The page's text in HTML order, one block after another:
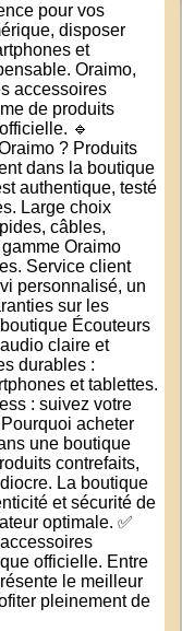
pour vos
disposer
et
Oraimo,
accessoires
de produits
🔹
? Produits
dans la boutique
authentique, testé
Large choix
câbles,
Oraimo
Service client
personnalisé, un
sur les
Écouteurs
claire et
durables :
et tablettes.
: suivez votre
acheter
une boutique
contrefaits,
La boutique
et sécurité de
optimale. ✅
officielle. Entre
le meilleur
pleinement de